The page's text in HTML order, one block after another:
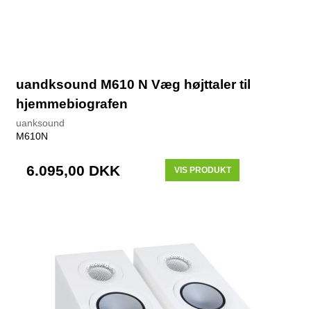
uandksound M610 N Væg højttaler til
hjemmebiografen
uanksound
M610N
6.095,00 DKK VIS PRODUKT